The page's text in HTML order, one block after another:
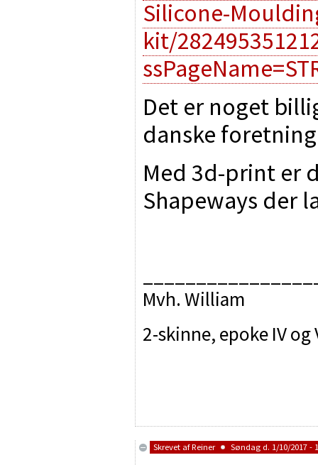
Silicone-
kit/
Det er noget
danske
Med 3d-print er
Shapeways der
Mvh. William
2-skinne, epoke IV og
Skrevet afReiner Søndag d. 1/10/2017 -